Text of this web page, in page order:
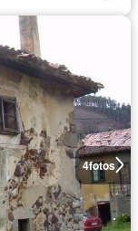
4fotos